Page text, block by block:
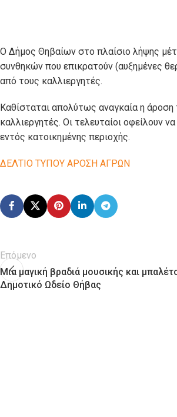
Ο Δήμος Θηβαίων στο πλαίσιο λήψης
συνθηκών που επικρατούν (αυξημένες
από τους καλλιεργητές.
Καθίσταται απολύτως αναγκαία η
καλλιεργητές. Οι τελευταίοι οφείλουν
εντός κατοικημένης περιοχής.
ΔΕΛΤΙΟ ΤΥΠΟΥ ΑΡΟΣΗ ΑΓΡΩΝ
Επόμενο
Μια μαγική βραδιά μουσικής και
Δημοτικό Ωδείο Θήβας